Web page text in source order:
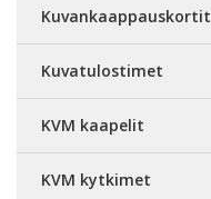
Kuvankaappauskortit
Kuvatulostimet
KVM kaapelit
KVM kytkimet